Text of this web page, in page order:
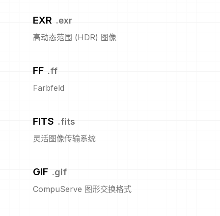
EXR .exr
高动态范围 (HDR) 图像
FF .ff
Farbfeld
FITS .fits
灵活图像传输系统
GIF .gif
CompuServe 图形交换格式